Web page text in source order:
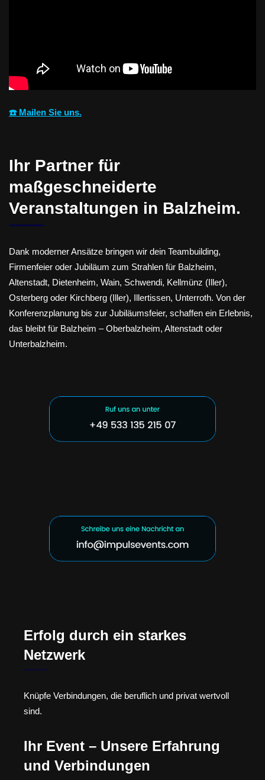
☎️ Mailen Sie uns.
Ihr Partner für
maßgeschneiderte
Veranstaltungen in Balzheim.
Dank moderner Ansätze bringen wir dein Teambuilding,
Firmenfeier oder Jubiläum zum Strahlen für Balzheim,
Altenstadt, Dietenheim, Wain, Schwendi, Kellmünz (Iller),
Osterberg oder Kirchberg (Iller), Illertissen, Unterroth. Von der
Konferenzplanung bis zur Jubiläumsfeier, schaffen ein Erlebnis,
das bleibt für Balzheim – Oberbalzheim, Altenstadt oder
Unterbalzheim.
Erfolg durch ein starkes
Netzwerk
Knüpfe Verbindungen, die beruflich und privat wertvoll
sind.
Ihr Event – Unsere Erfahrung
und Verbindungen